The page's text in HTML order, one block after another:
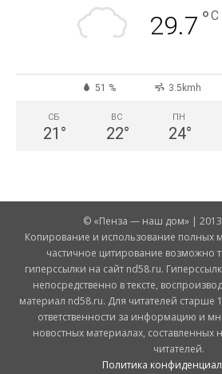
29.7 °C
51 % 3.5kmh
СБ
21 °
ВС
22°
ПН
24°
© «Пенза — наш дом» |
Копирование и использование полных
частичное цитирование возможно
гиперссылки на сайт nd58.ru.
непосредственно в тексте,
материал nd58.ru. Для читателей старше
ответственности за информацию и
новостных материалах,
читателей.
Политика